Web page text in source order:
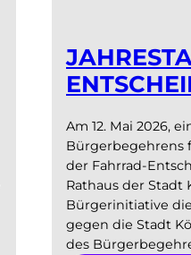
Am 12. Mai 2026,
Bürgerbegehrens
der Fahrrad-
Rathaus der Stadt
Bürgerinitiative
gegen die Stadt
des